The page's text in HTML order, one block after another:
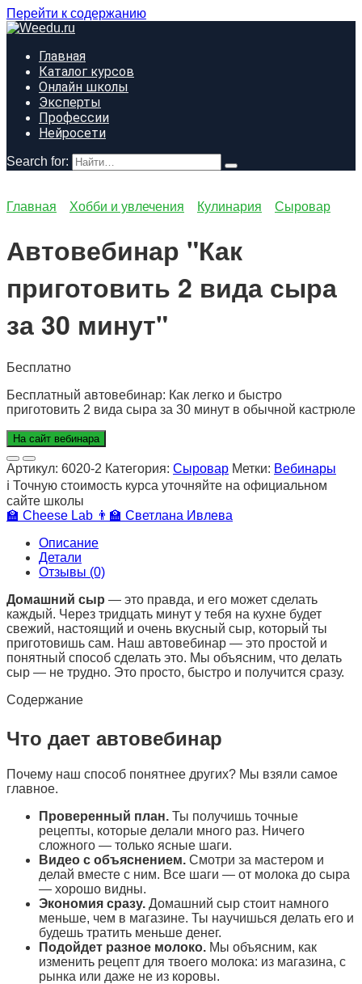
Перейти к содержанию
Главная
Каталог курсов
Онлайн школы
Эксперты
Профессии
Нейросети
Search for:
Главная Хобби и увлечения Кулинария Сыровар
Автовебинар "Как
приготовить 2 вида сыра
за 30 минут"
Бесплатно
Бесплатный автовебинар: Как легко и быстро
приготовить 2 вида сыра за 30 минут в обычной кастрюле
На сайт вебинара
Артикул: 6020-2 Категория: Сыровар Метки: Вебинары
ℹ️ Точную стоимость курса уточняйте на официальном
сайте школы
🏫 Cheese Lab 👨‍🏫 Светлана Ивлева
Описание
Детали
Отзывы (0)
Домашний сыр — это правда, и его может сделать
каждый. Через тридцать минут у тебя на кухне будет
свежий, настоящий и очень вкусный сыр, который ты
приготовишь сам. Наш автовебинар — это простой и
понятный способ сделать это. Мы объясним, что делать
сыр — не трудно. Это просто, быстро и получится сразу.
Содержание
Что дает автовебинар
Почему наш способ понятнее других? Мы взяли самое
главное.
Проверенный план. Ты получишь точные
рецепты, которые делали много раз. Ничего
сложного — только ясные шаги.
Видео с объяснением. Смотри за мастером и
делай вместе с ним. Все шаги — от молока до сыра
— хорошо видны.
Экономия сразу. Домашний сыр стоит намного
меньше, чем в магазине. Ты научишься делать его и
будешь тратить меньше денег.
Подойдет разное молоко. Мы объясним, как
изменить рецепт для твоего молока: из магазина, с
рынка или даже не из коровы.